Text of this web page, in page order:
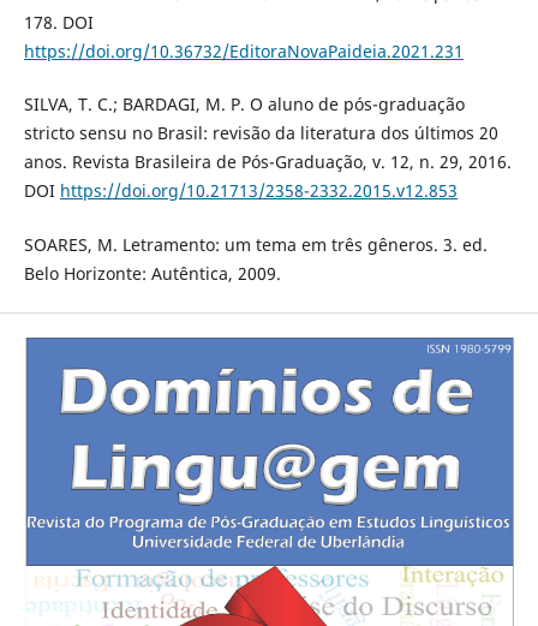
178. DOI
https://doi.org/10.36732/EditoraNovaPaideia.2021.231
SILVA, T. C.; BARDAGI, M. P. O aluno de pós-graduação
stricto sensu no Brasil: revisão da literatura dos últimos 20
anos. Revista Brasileira de Pós-Graduação, v. 12, n. 29, 2016.
DOI https://doi.org/10.21713/2358-2332.2015.v12.853
SOARES, M. Letramento: um tema em três gêneros. 3. ed.
Belo Horizonte: Autêntica, 2009.